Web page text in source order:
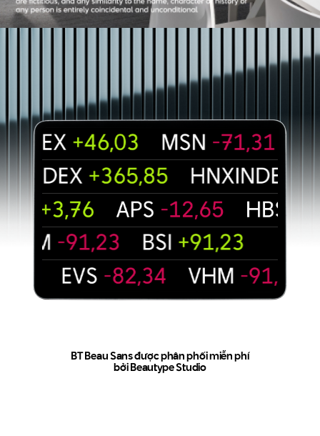
BT Beau Sans được phân phối miễn phí
bởi Beautype Studio